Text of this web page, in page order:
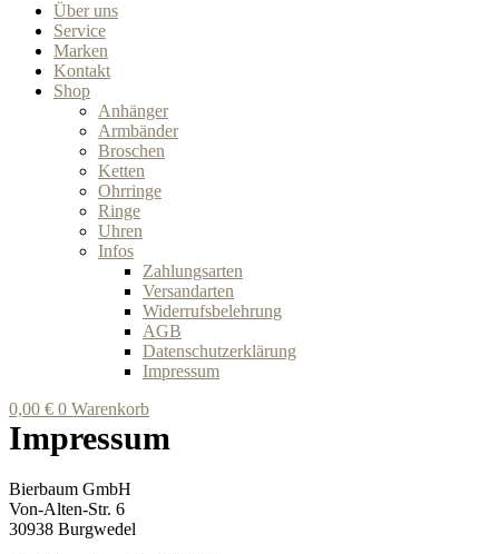
Über uns
Service
Marken
Kontakt
Shop
Anhänger
Armbänder
Broschen
Ketten
Ohrringe
Ringe
Uhren
Infos
Zahlungsarten
Versandarten
Widerrufsbelehrung
AGB
Datenschutzerklärung
Impressum
0,00 € 0 Warenkorb
Impressum
Bierbaum GmbH
Von-Alten-Str. 6
30938 Burgwedel